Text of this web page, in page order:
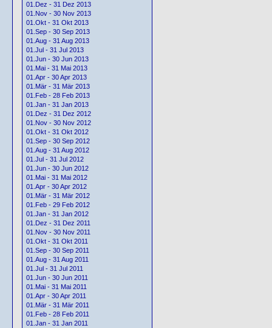
01.Dez - 31 Dez 2013
01.Nov - 30 Nov 2013
01.Okt - 31 Okt 2013
01.Sep - 30 Sep 2013
01.Aug - 31 Aug 2013
01.Jul - 31 Jul 2013
01.Jun - 30 Jun 2013
01.Mai - 31 Mai 2013
01.Apr - 30 Apr 2013
01.Mär - 31 Mär 2013
01.Feb - 28 Feb 2013
01.Jan - 31 Jan 2013
01.Dez - 31 Dez 2012
01.Nov - 30 Nov 2012
01.Okt - 31 Okt 2012
01.Sep - 30 Sep 2012
01.Aug - 31 Aug 2012
01.Jul - 31 Jul 2012
01.Jun - 30 Jun 2012
01.Mai - 31 Mai 2012
01.Apr - 30 Apr 2012
01.Mär - 31 Mär 2012
01.Feb - 29 Feb 2012
01.Jan - 31 Jan 2012
01.Dez - 31 Dez 2011
01.Nov - 30 Nov 2011
01.Okt - 31 Okt 2011
01.Sep - 30 Sep 2011
01.Aug - 31 Aug 2011
01.Jul - 31 Jul 2011
01.Jun - 30 Jun 2011
01.Mai - 31 Mai 2011
01.Apr - 30 Apr 2011
01.Mär - 31 Mär 2011
01.Feb - 28 Feb 2011
01.Jan - 31 Jan 2011